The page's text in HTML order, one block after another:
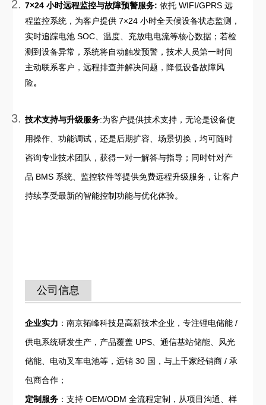
7×24 小时远程监控与故障预警服务:依托 WIFI/GPRS 远
程监控系统，为客户提供 7×24 小时全天候设备状态监测，
实时追踪电池 SOC、温度、充放电电流等核心数据；若检
测到设备异常，系统将自动触发预警，技术人员第一时间
主动联系客户，远程排查并解决问题，降低设备故障风
险。
技术支持与升级服务:为客户提供技术支持，无论是设备使
用操作、功能调试，还是后期扩容、场景切换，均可随时
咨询专业技术团队，获得一对一解答与指导；同时针对产
品 BMS 系统、监控软件等提供免费远程升级服务，让客户
持续享受最新的智能控制功能与优化体验。
公司信息
企业实力 ：南京拓峰科技是高新技术企业，专注锂电储能 /
供电系统研发生产，产品覆盖 UPS、通信基站储能、风光
储能、电动叉车电池等，远销 30 国，与上千家经销商 / 承
包商合作；
定制服务 ：支持 OEM/ODM 全流程定制，从项目沟通、样